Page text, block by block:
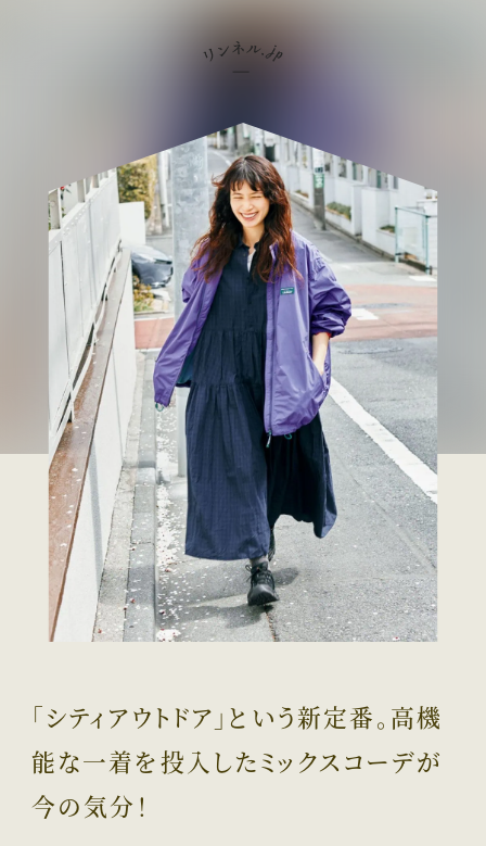
「シティアウトドア」という新定番。高機
能な一着を投入したミックスコーデが
今の気分！